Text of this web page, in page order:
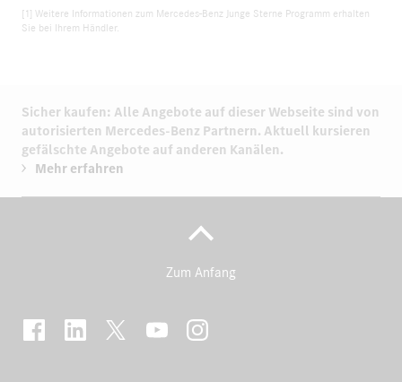
[1] Weitere Informationen zum Mercedes-Benz Junge Sterne Programm erhalten
Sie bei Ihrem Händler.
Sicher kaufen: Alle Angebote auf dieser Webseite sind von
autorisierten Mercedes-Benz Partnern. Aktuell kursieren
gefälschte Angebote auf anderen Kanälen.
Mehr erfahren
Zum Anfang